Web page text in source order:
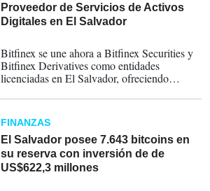
Proveedor de Servicios de Activos
Digitales en El Salvador
Bitfinex se une ahora a Bitfinex Securities y
Bitfinex Derivatives como entidades
licenciadas en El Salvador, ofreciendo
tokenizados
FINANZAS
El Salvador posee 7.643 bitcoins en
su reserva con inversión de de
US$622,3 millones